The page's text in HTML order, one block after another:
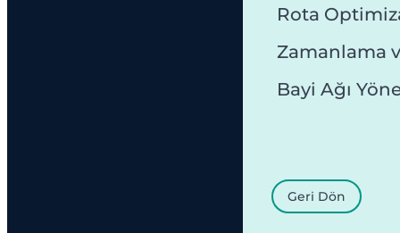
Rota
Zamanlama
Bayi Ağı
Geri Dön